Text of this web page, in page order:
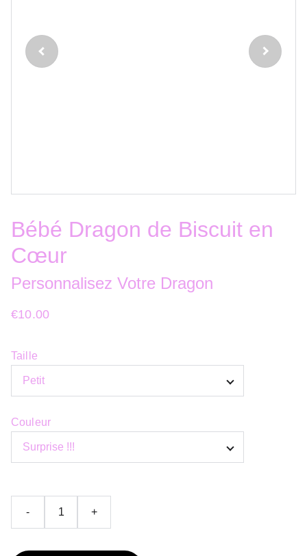
Bébé Dragon de Biscuit en
Cœur
Personnalisez Votre Dragon
€10.00
Taille
Couleur
- +